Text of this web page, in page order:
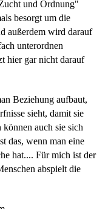
und Ordnung"
besorgt um die
außerdem wird darauf
unterordnen
hier gar nicht darauf
Beziehung aufbaut,
sieht, damit sie
können auch sie sich
das, wenn man eine
hat.... Für mich ist der
abspielt die